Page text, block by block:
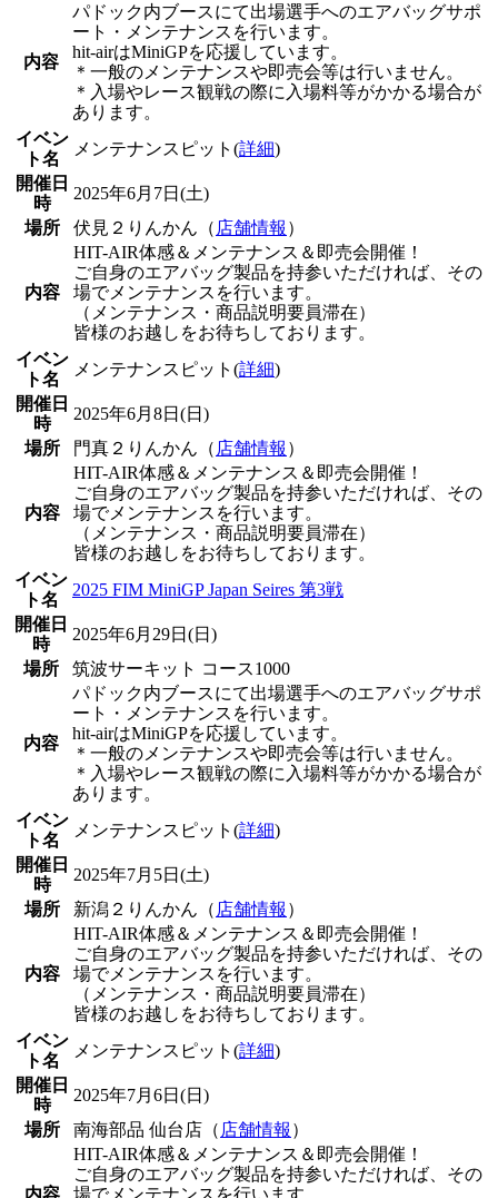
内容
パドック内ブースにて出場選手へのエアバッグサポ
ート・メンテナンスを行います。
hit-airはMiniGPを応援しています。
＊一般のメンテナンスや即売会等は行いません。
＊入場やレース観戦の際に入場料等がかかる場合が
あります。
イベン
ト名
メンテナンスピット(詳細)
開催日
時
2025年6月7日(土)
場所
伏見２りんかん（ 店舗情報 ）
内容
HIT-AIR体感＆メンテナンス＆即売会開催！
ご自身のエアバッグ製品を持参いただければ、その
場でメンテナンスを行います。
（メンテナンス・商品説明要員滞在）
皆様のお越しをお待ちしております。
イベン
ト名
メンテナンスピット(詳細)
開催日
時
2025年6月8日(日)
場所
門真２りんかん（ 店舗情報 ）
内容
HIT-AIR体感＆メンテナンス＆即売会開催！
ご自身のエアバッグ製品を持参いただければ、その
場でメンテナンスを行います。
（メンテナンス・商品説明要員滞在）
皆様のお越しをお待ちしております。
イベン
ト名
2025 FIM MiniGP Japan Seires 第3戦
開催日
時
2025年6月29日(日)
場所
筑波サーキット コース1000
内容
パドック内ブースにて出場選手へのエアバッグサポ
ート・メンテナンスを行います。
hit-airはMiniGPを応援しています。
＊一般のメンテナンスや即売会等は行いません。
＊入場やレース観戦の際に入場料等がかかる場合が
あります。
イベン
ト名
メンテナンスピット(詳細)
開催日
時
2025年7月5日(土)
場所
新潟２りんかん（ 店舗情報 ）
内容
HIT-AIR体感＆メンテナンス＆即売会開催！
ご自身のエアバッグ製品を持参いただければ、その
場でメンテナンスを行います。
（メンテナンス・商品説明要員滞在）
皆様のお越しをお待ちしております。
イベン
ト名
メンテナンスピット(詳細)
開催日
時
2025年7月6日(日)
場所
南海部品 仙台店（ 店舗情報 ）
内容
HIT-AIR体感＆メンテナンス＆即売会開催！
ご自身のエアバッグ製品を持参いただければ、その
場でメンテナンスを行います。